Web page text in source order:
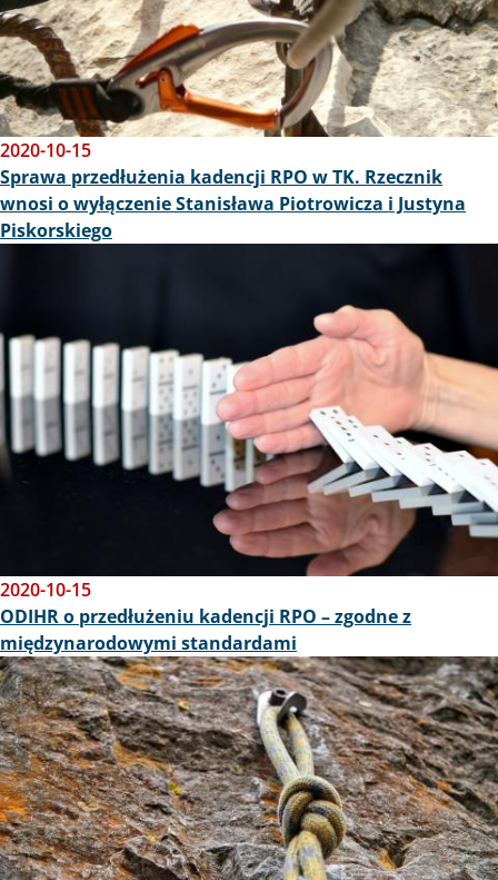
2020-10-15
Sprawa przedłużenia kadencji RPO w TK. Rzecznik
wnosi o wyłączenie Stanisława Piotrowicza i Justyna
Piskorskiego
2020-10-15
ODIHR o przedłużeniu kadencji RPO – zgodne z
międzynarodowymi standardami
Obraz